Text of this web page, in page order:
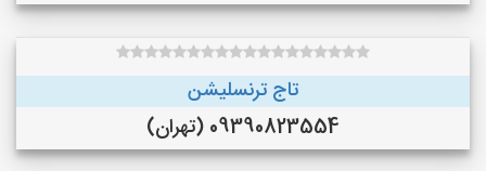
تاج ترنسلیشن
09390823554 (تهران)